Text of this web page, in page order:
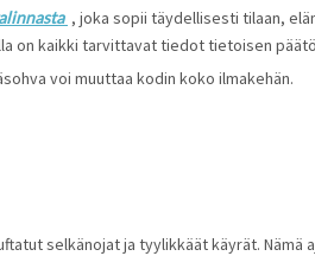
, joka sopii täydellisesti tilaan,
on kaikki tarvittavat tiedot tietoisen
voi muuttaa kodin koko ilmakehän.
selkänojat ja tyylikkäät käyrät.